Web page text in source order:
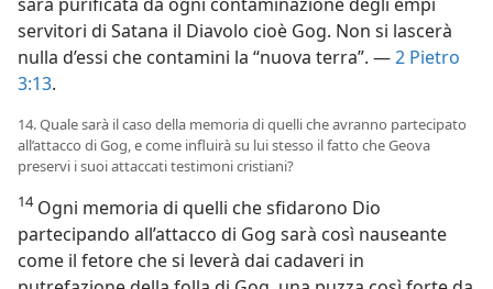
servitori di Satana il Diavolo cioè Gog. Non si lascerà
nulla d’essi che contamini la “nuova terra”. —2 Pietro
3:13.
14. Quale sarà il caso della memoria di quelli che avranno partecipato
all’attacco di Gog, e come influirà su lui stesso il fatto che Geova
preservi i suoi attaccati testimoni cristiani?
14Ogni memoria di quelli che sfidarono Dio
partecipando all’attacco di Gog sarà così nauseante
come il fetore che si leverà dai cadaveri in